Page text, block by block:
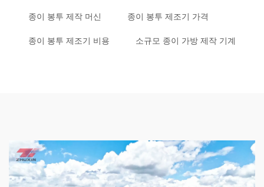
종이 봉투 제작 머신 종이 봉투 제조기 가격
종이 봉투 제조기 비용 소규모 종이 가방 제작 기계